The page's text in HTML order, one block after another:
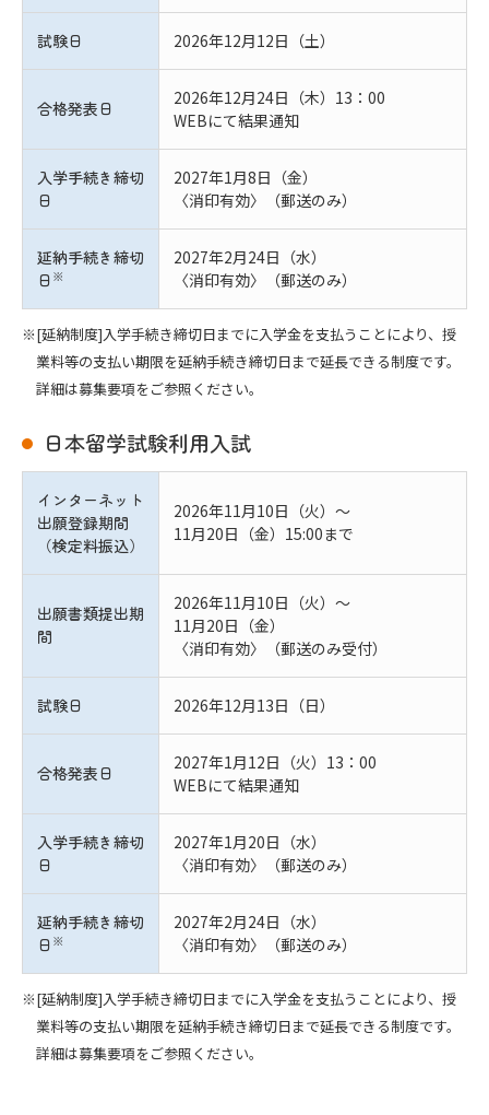
試験日 2026年12月12日（土）
合格発表日
2026年12月24日（木）13：00
WEBにて結果通知
入学手続き締切
日
2027年1月8日（金）
〈消印有効〉（郵送のみ）
延納手続き締切
日 ※
2027年2月24日（水）
〈消印有効〉（郵送のみ）
[延納制度]入学手続き締切日までに入学金を支払うことにより、授
業料等の支払い期限を延納手続き締切日まで延長できる制度です。
詳細は募集要項をご参照ください。
日本留学試験利用入試
インターネット
出願登録期間
（検定料振込）
2026年11月10日（火）～
11月20日（金）15:00まで
出願書類提出期
間
2026年11月10日（火）～
11月20日（金）
〈消印有効〉（郵送のみ受付）
試験日 2026年12月13日（日）
合格発表日
2027年1月12日（火）13：00
WEBにて結果通知
入学手続き締切
日
2027年1月20日（水）
〈消印有効〉（郵送のみ）
延納手続き締切
日 ※
2027年2月24日（水）
〈消印有効〉（郵送のみ）
[延納制度]入学手続き締切日までに入学金を支払うことにより、授
業料等の支払い期限を延納手続き締切日まで延長できる制度です。
詳細は募集要項をご参照ください。